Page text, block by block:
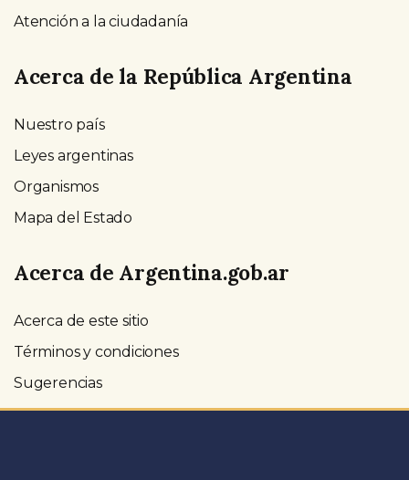
Atención a la ciudadanía
Acerca de la República Argentina
Nuestro país
Leyes argentinas
Organismos
Mapa del Estado
Acerca de Argentina.gob.ar
Acerca de este sitio
Términos y condiciones
Sugerencias